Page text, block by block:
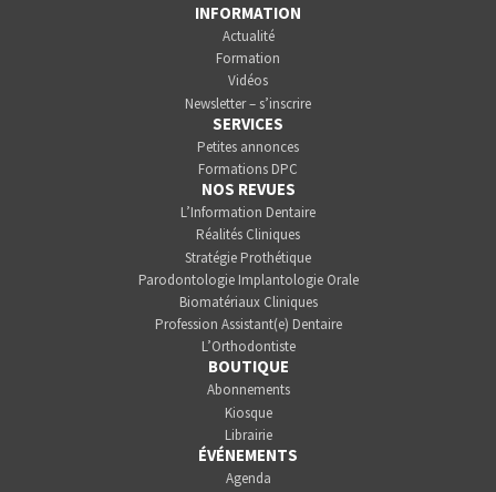
INFORMATION
Actualité
Formation
Vidéos
Newsletter – s’inscrire
SERVICES
Petites annonces
Formations DPC
NOS REVUES
L’Information Dentaire
Réalités Cliniques
Stratégie Prothétique
Parodontologie Implantologie Orale
Biomatériaux Cliniques
Profession Assistant(e) Dentaire
L’Orthodontiste
BOUTIQUE
Abonnements
Kiosque
Librairie
ÉVÉNEMENTS
Agenda